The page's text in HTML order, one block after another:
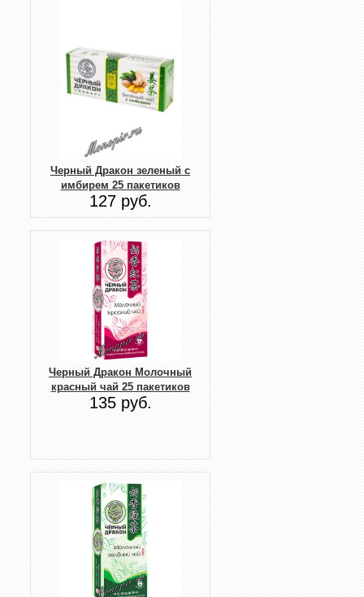
Черный Дракон зеленый с
имбирем 25 пакетиков
127 руб.
Черный Дракон Молочный
красный чай 25 пакетиков
135 руб.